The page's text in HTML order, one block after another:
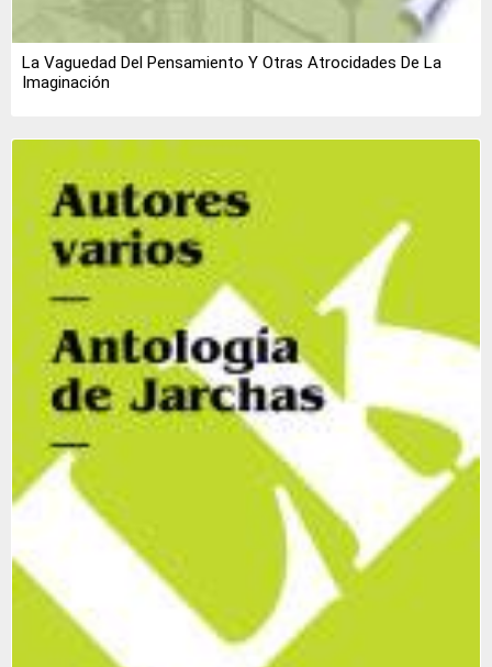
La Vaguedad Del Pensamiento Y Otras Atrocidades De La
Imaginación